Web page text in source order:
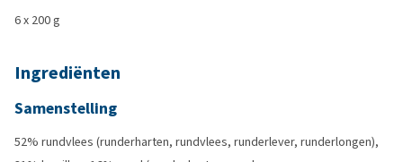
6 x 200 g
Ingrediënten
Samenstelling
52% rundvlees (runderharten, rundvlees, runderlever, runderlongen),